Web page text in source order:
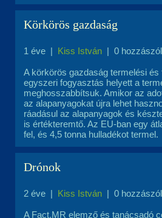
Körkörös gazdaság
1 éve | Kiss István | 0
A körkörös gazdaság termelési
egyszeri fogyasztás helyett a
meghosszabbítsuk. Amikor az
az alapanyagokat újra lehet
ráadásul az alapanyagok és
is értékteremtő. Az EU-ban egy
fel, és 4,5 tonna hulladékot termel.
Drónok
2 éve | Kiss István | 0
A Fact.MR elemző és tanácsadó